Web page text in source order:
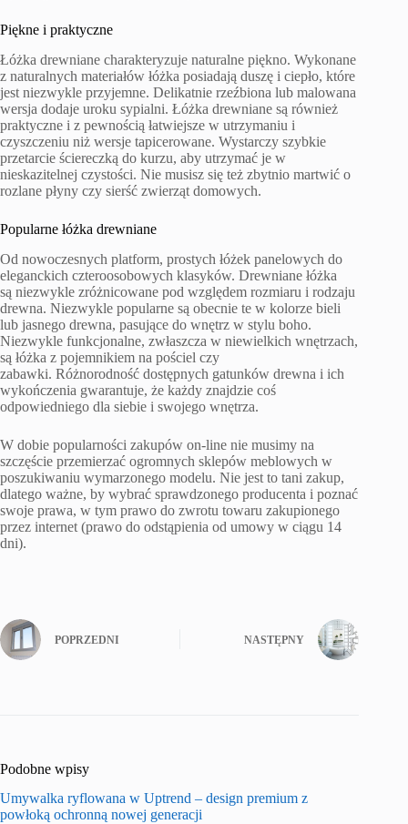
Piękne i praktyczne
Łóżka drewniane charakteryzuje naturalne piękno. Wykonane
z naturalnych materiałów łóżka posiadają duszę i ciepło, które
jest niezwykle przyjemne. Delikatnie rzeźbiona lub malowana
wersja dodaje uroku sypialni. Łóżka drewniane są również
praktyczne i z pewnością łatwiejsze w utrzymaniu i
czyszczeniu niż wersje tapicerowane. Wystarczy szybkie
przetarcie ściereczką do kurzu, aby utrzymać je w
nieskazitelnej czystości. Nie musisz się też zbytnio martwić o
rozlane płyny czy sierść zwierząt domowych.
Popularne łóżka drewniane
Od nowoczesnych platform, prostych łóżek panelowych do
eleganckich czteroosobowych klasyków. Drewniane łóżka
są niezwykle zróżnicowane pod względem rozmiaru i rodzaju
drewna. Niezwykle popularne są obecnie te w kolorze bieli
lub jasnego drewna, pasujące do wnętrz w stylu boho.
Niezwykle funkcjonalne, zwłaszcza w niewielkich wnętrzach,
są łóżka z pojemnikiem na pościel czy
zabawki. Różnorodność dostępnych gatunków drewna i ich
wykończenia gwarantuje, że każdy znajdzie coś
odpowiedniego dla siebie i swojego wnętrza.
W dobie popularności zakupów on-line nie musimy na
szczęście przemierzać ogromnych sklepów meblowych w
poszukiwaniu wymarzonego modelu. Nie jest to tani zakup,
dlatego ważne, by wybrać sprawdzonego producenta i poznać
swoje prawa, w tym prawo do zwrotu towaru zakupionego
przez internet (prawo do odstąpienia od umowy w ciągu 14
dni).
POPRZEDNI NASTĘPNY
Podobne wpisy
Umywalka ryflowana w Uptrend – design premium z
powłoką ochronną nowej generacji